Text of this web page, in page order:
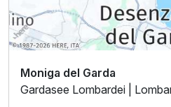
Moniga del Garda
Gardasee Lombardei |